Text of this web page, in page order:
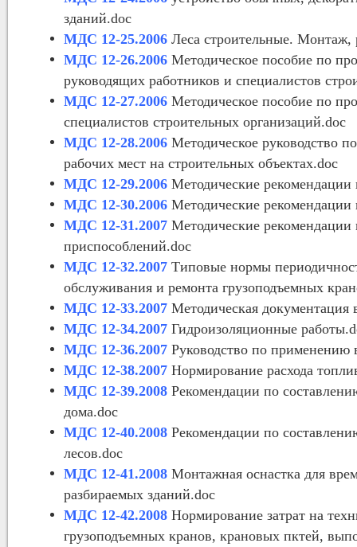
зданий.doc
МДС 12-25.2006 Леса строительные. Монтаж,
МДС 12-26.2006 Методическое пособие по
руководящих работников и специалистов
МДС 12-27.2006 Методическое пособие по
специалистов строительных организаций.doc
МДС 12-28.2006 Методическое руководство
рабочих мест на строительных объектах.doc
МДС 12-29.2006 Методические
МДС 12-30.2006 Методические
МДС 12-31.2007 Методические рекомендации
приспособлений.doc
МДС 12-32.2007 Типовые нормы
обслуживания и ремонта грузоподъемных
МДС 12-33.2007 Методическая документация
МДС 12-34.2007 Гидроизоляционные
МДС 12-36.2007 Руководство по
МДС 12-38.2007 Нормирование расхода
МДС 12-39.2008 Рекомендации по
дома.doc
МДС 12-40.2008 Рекомендации по
лесов.doc
МДС 12-41.2008 Монтажная оснастка для
разбираемых зданий.doc
МДС 12-42.2008 Нормирование затрат на
грузоподъемных кранов, крановых пктей,